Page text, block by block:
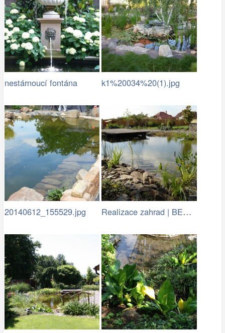
nestárnoucí fontána k1%20034%20(1).jpg
20140612_155529.jpg Realizace zahrad | BENED - zahradní…